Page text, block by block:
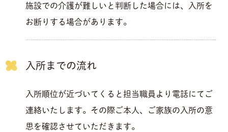
施設での介護が難しいと判断した場合には、入所を
お断りする場合があります。
入所までの流れ
入所順位が近づいてくると担当職員より電話にてご
連絡いたします。その際ご本人、ご家族の入所の意
思を確認させていただきます。